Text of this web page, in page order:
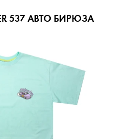
537 АВТО БИРЮЗА